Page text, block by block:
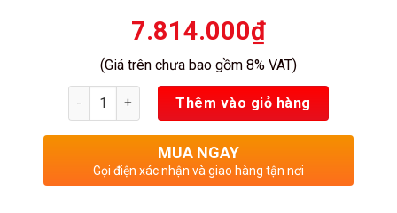
7.814.000₫
(Giá trên chưa bao gồm 8% VAT)
Số lượng Thêm vào giỏ hàng
MUA NGAY
Gọi điện xác nhận và giao hàng tận nơi